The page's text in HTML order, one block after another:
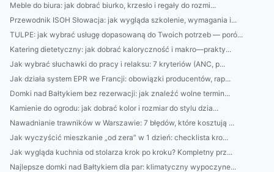
Meble do biura: jak dobrać biurko, krzesło i regały do rozmi...
Przewodnik ISOH Słowacja: jak wygląda szkolenie, wymagania i...
TULPE: jak wybrać usługę dopasowaną do Twoich potrzeb — poró...
Katering dietetyczny: jak dobrać kaloryczność i makro—prakty...
Jak wybrać słuchawki do pracy i relaksu: 7 kryteriów (ANC, p...
Jak działa system EPR we Francji: obowiązki producentów, rap...
Domki nad Bałtykiem bez rezerwacji: jak znaleźć wolne termin...
Kamienie do ogrodu: jak dobrać kolor i rozmiar do stylu dzia...
Nawadnianie trawników w Warszawie: 7 błędów, które kosztują ...
Jak wyczyścić mieszkanie „od zera” w 1 dzień: checklista kro...
Jak wygląda kuchnia od stolarza krok po kroku? Kompletny prz...
Najlepsze domki nad Bałtykiem dla par: klimatyczny wypoczyne...